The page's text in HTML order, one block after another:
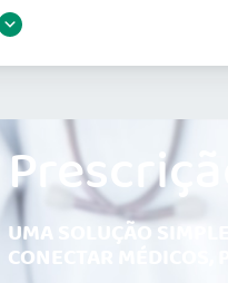
UMA SOLUÇÃO
CONECTAR MÉDICOS,